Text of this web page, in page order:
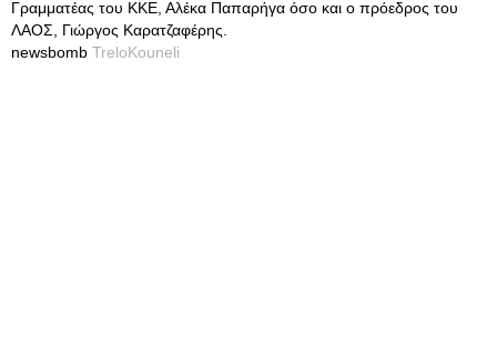
Γραμματέας του ΚΚΕ, Αλέκα Παπαρήγα όσο και ο πρόεδρος του
ΛΑΟΣ, Γιώργος Καρατζαφέρης.
newsbomb TreloKouneli